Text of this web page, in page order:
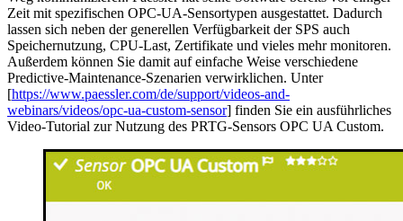
Zeit mit spezifischen OPC-UA-Sensortypen ausgestattet. Dadurch
lassen sich neben der generellen Verfügbarkeit der SPS auch
Speichernutzung, CPU-Last, Zertifikate und vieles mehr monitoren.
Außerdem können Sie damit auf einfache Weise verschiedene
Predictive-Maintenance-Szenarien verwirklichen. Unter
[https://www.paessler.com/de/support/videos-and-
webinars/videos/opc-ua-custom-sensor] finden Sie ein ausführliches
Video-Tutorial zur Nutzung des PRTG-Sensors OPC UA Custom.